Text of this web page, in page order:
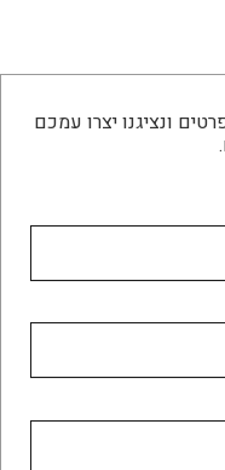
ונציגנו יצרו עמכם